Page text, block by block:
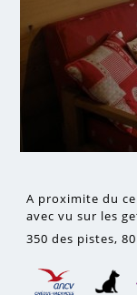
A proximite du
avec vu sur les
350 des pistes 80